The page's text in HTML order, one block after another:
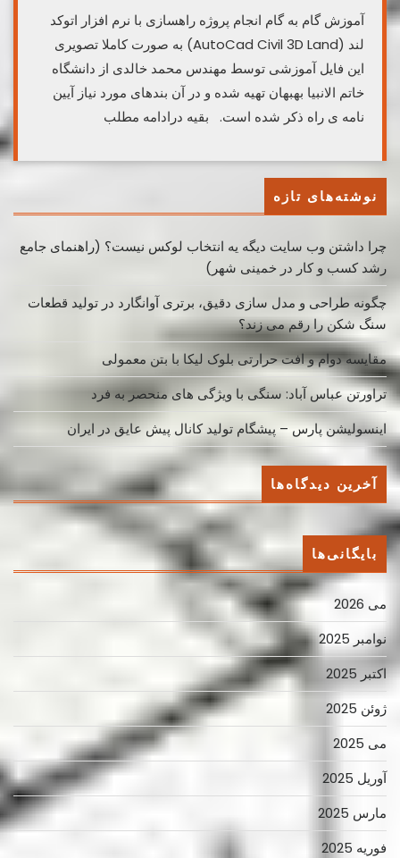
آموزش گام به گام انجام پروژه راهسازی با نرم افزار اتوکد
لند (AutoCad Civil 3D Land) به صورت کاملا تصویری
این فایل آموزشی توسط مهندس محمد خالدی از دانشگاه
خاتم الانبیا بهبهان تهیه شده و در آن بندهای مورد نیاز آیین
نامه ی راه ذکر شده است. بقیه درادامه مطلب
نوشته‌های تازه
چرا داشتن وب سایت دیگه یه انتخاب لوکس نیست؟ (راهنمای جامع
رشد کسب ‌و کار در خمینی ‌شهر)
چگونه طراحی و مدل سازی دقیق، برتری آوانگارد در تولید قطعات
سنگ شکن را رقم می زند؟
مقایسه دوام و افت حرارتی بلوک لیکا با بتن معمولی
تراورتن عباس آباد: سنگی با ویژگی های منحصر به فرد
اینسولیشن پارس – پیشگام تولید کانال پیش عایق در ایران
آخرین دیدگاه‌ها
بایگانی‌ها
می 2026
نوامبر 2025
اکتبر 2025
ژوئن 2025
می 2025
آوریل 2025
مارس 2025
فوریه 2025